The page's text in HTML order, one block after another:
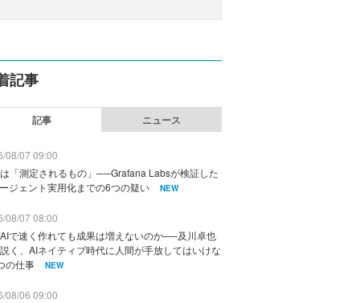
記事
記事 ニュース
08/07 09:00
「測定されるもの」──Grafana Labsが検証した
ジェント実用化までの6つの疑い
NEW
08/07 08:00
で速く作れても成果は増えないのか──及川卓也
く、AIネイティブ時代に人間が手放してはいけな
の仕事
NEW
08/06 09:00